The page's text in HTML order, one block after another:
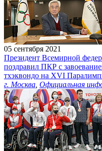
05 сентября 2021
Президент Всемирной
поздравил ПКР с
тхэквондо на XVI
г. Москва Официальная